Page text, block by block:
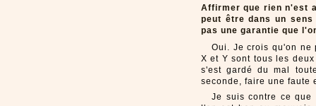
Affirmer que rien n'est
peut être dans un
pas une garantie que
Oui. Je crois qu'on ne
X et Y sont tous les
s'est gardé du mal
seconde, faire une faute
Je suis contre ce que